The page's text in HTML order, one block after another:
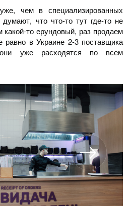
чем в специализированных
что что-то тут где-то не
какой-то ерундовый, раз продаем
равно в Украине 2-3 поставщика
уже расходятся по всем